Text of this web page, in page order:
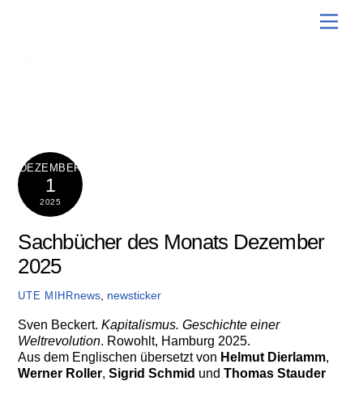
DEZEMBER
1
2025
Sachbücher des Monats Dezember
2025
UTE MIHRnews, newsticker
Sven Beckert.Kapitalismus. Geschichte einer
Weltrevolution. Rowohlt, Hamburg 2025.
Aus dem Englischen übersetzt von Helmut Dierlamm,
Werner Roller,Sigrid Schmid undThomas Stauder